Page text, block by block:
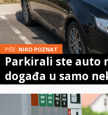
PIŠE: NIKO POZNAT
Parkirali ste auto
događa u samo